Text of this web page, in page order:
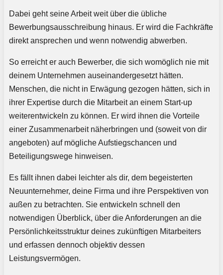
Dabei geht seine Arbeit weit über die übliche
Bewerbungsausschreibung hinaus. Er wird die Fachkräfte
direkt ansprechen und wenn notwendig abwerben.
So erreicht er auch Bewerber, die sich womöglich nie mit
deinem Unternehmen auseinandergesetzt hätten.
Menschen, die nicht in Erwägung gezogen hätten, sich in
ihrer Expertise durch die Mitarbeit an einem Start-up
weiterentwickeln zu können. Er wird ihnen die Vorteile
einer Zusammenarbeit näherbringen und (soweit von dir
angeboten) auf mögliche Aufstiegschancen und
Beteiligungswege hinweisen.
Es fällt ihnen dabei leichter als dir, dem begeisterten
Neuunternehmer, deine Firma und ihre Perspektiven von
außen zu betrachten. Sie entwickeln schnell den
notwendigen Überblick, über die Anforderungen an die
Persönlichkeitsstruktur deines zukünftigen Mitarbeiters
und erfassen dennoch objektiv dessen
Leistungsvermögen.